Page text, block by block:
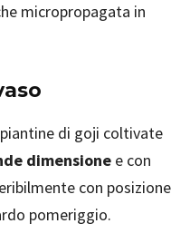
micropropagata in
di goji coltivate
dimensione e con
con posizione
pomeriggio.